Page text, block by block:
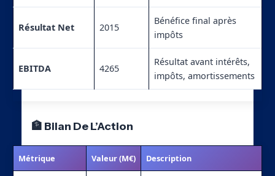
Résultat Net 2015
Bénéfice final après
impôts
EBITDA 4265
Résultat avant intérêts,
impôts, amortissements
🏦 Bilan De L’Action
Métrique Valeur (M€) Description